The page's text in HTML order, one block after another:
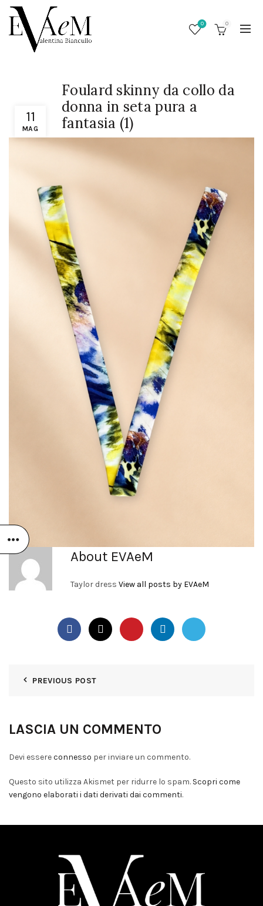
0 0
11
MAG
Foulard skinny da collo da
donna in seta pura a
fantasia (1)
About EVAeM
Taylor dress View all posts by EVAeM
PREVIOUS POST
LASCIA UN COMMENTO
Devi essereconnesso per inviare un commento.
Questo sito utilizza Akismet per ridurre lo spam. Scopri come
vengono elaborati i dati derivati dai commenti.